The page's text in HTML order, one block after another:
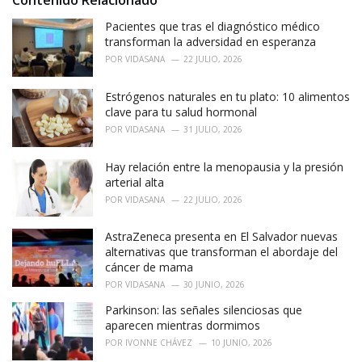
r
i
s
:
Pacientes que tras el diagnóstico médico
transforman la adversidad en esperanza
POR VIDASANA 22 JULIO, 2026
Estrógenos naturales en tu plato: 10 alimentos
clave para tu salud hormonal
POR VIDASANA 31 JULIO, 2026
Hay relación entre la menopausia y la presión
arterial alta
POR VIDASANA 22 JULIO, 2026
AstraZeneca presenta en El Salvador nuevas
alternativas que transforman el abordaje del
cáncer de mama
POR VIDASANA 30 JUNIO, 2026
Parkinson: las señales silenciosas que
aparecen mientras dormimos
POR IVONNE CHÁVEZ 10 JUNIO, 2026